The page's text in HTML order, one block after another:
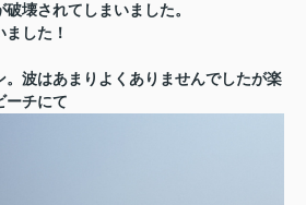
壊されてしまいました。
した！
。波はあまりよくありませんでしたが楽
チにて